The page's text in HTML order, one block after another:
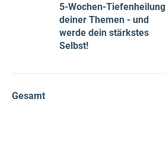
5-Wochen-Tiefenheilung
deiner Themen - und
werde dein stärkstes
Selbst!
Gesamt